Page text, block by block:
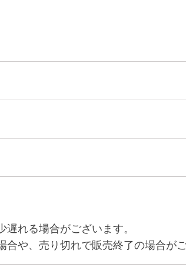
れる場合がございます。
や、売り切れで販売終了の場合がご